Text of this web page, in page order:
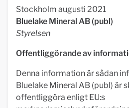
Stockholm augusti 2021
Bluelake Mineral AB (publ)
Styrelsen
Offentliggörande av
Denna information är sådan
Bluelake Mineral AB (publ) är
offentliggöra enligt EU:s